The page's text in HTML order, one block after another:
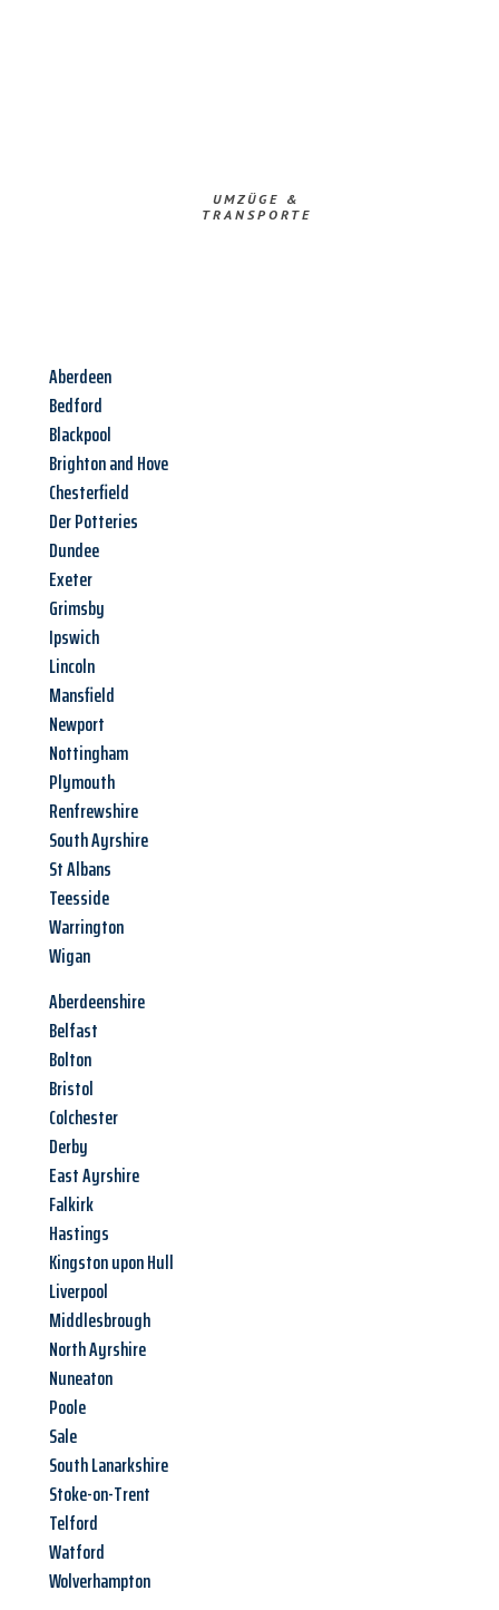
UMZÜGE &
TRANSPORTE
Aberdeen
Bedford
Blackpool
Brighton and Hove
Chesterfield
Der Potteries
Dundee
Exeter
Grimsby
Ipswich
Lincoln
Mansfield
Newport
Nottingham
Plymouth
Renfrewshire
South Ayrshire
St Albans
Teesside
Warrington
Wigan
Aberdeenshire
Belfast
Bolton
Bristol
Colchester
Derby
East Ayrshire
Falkirk
Hastings
Kingston upon Hull
Liverpool
Middlesbrough
North Ayrshire
Nuneaton
Poole
Sale
South Lanarkshire
Stoke-on-Trent
Telford
Watford
Wolverhampton